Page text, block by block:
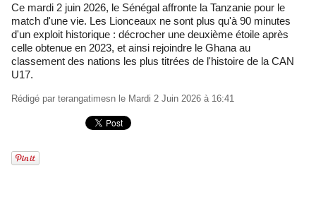
Ce mardi 2 juin 2026, le Sénégal affronte la Tanzanie pour le
match d'une vie. Les Lionceaux ne sont plus qu'à 90 minutes
d'un exploit historique : décrocher une deuxième étoile après
celle obtenue en 2023, et ainsi rejoindre le Ghana au
classement des nations les plus titrées de l'histoire de la CAN
U17.
Rédigé par terangatimesn le Mardi 2 Juin 2026 à 16:41